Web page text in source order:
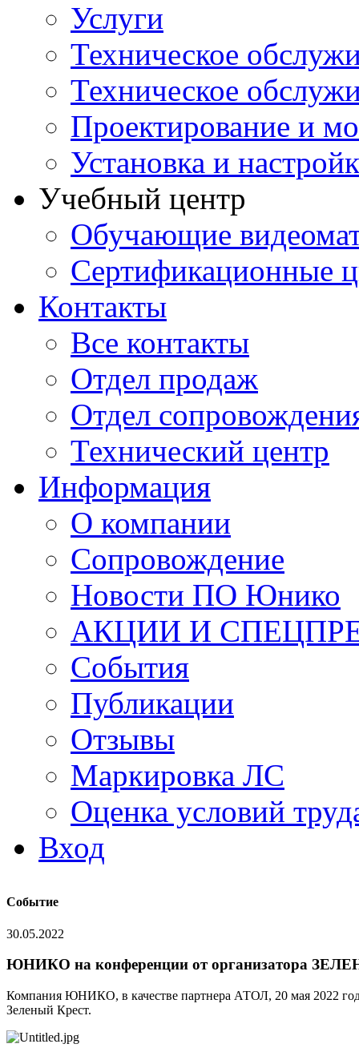
Услуги
Техническое
Техническое
Проектирование и
Установка и
Учебный центр
Обучающие
Сертификационные
Контакты
Все контакты
Отдел продаж
Отдел
Технический центр
Информация
О компании
Сопровождение
Новости ПО Юнико
АКЦИИ И
События
Публикации
Отзывы
Маркировка ЛС
Оценка условий
Вход
Событие
30.05.2022
ЮНИКО на конференции от организатора
Компания ЮНИКО, в качестве партнера АТОЛ, 20 мая 2022
Зеленый Крест.